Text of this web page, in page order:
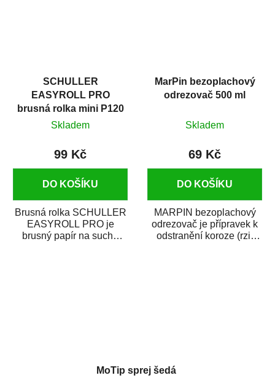
SCHULLER
EASYROLL PRO
brusná rolka mini P120
Skladem
99 Kč
DO KOŠÍKU
Brusná rolka SCHULLER
EASYROLL PRO je
brusný papír na suché
MarPin bezoplachový
odrezovač 500 ml
Skladem
69 Kč
DO KOŠÍKU
MARPIN bezoplachový
odrezovač je přípravek k
odstranění koroze (rzi)
MoTip sprej šedá